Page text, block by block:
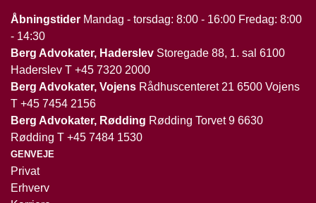
Åbningstider Mandag - torsdag: 8:00 - 16:00 Fredag: 8:00
- 14:30
Berg Advokater, Haderslev Storegade 88, 1. sal 6100
Haderslev T +45 7320 2000
Berg Advokater, Vojens Rådhuscenteret 21 6500 Vojens
T +45 7454 2156
Berg Advokater, Rødding Rødding Torvet 9 6630
Rødding T +45 7484 1530
GENVEJE
Privat
Erhverv